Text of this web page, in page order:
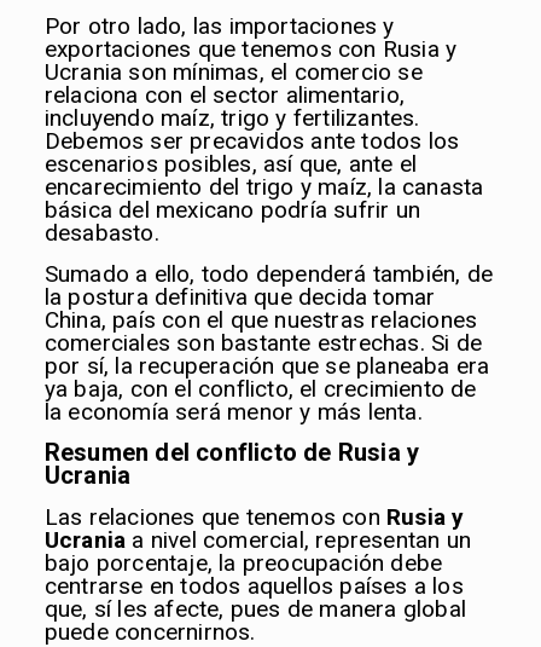
Por otro lado, las importaciones y
exportaciones que tenemos con Rusia y
Ucrania son mínimas, el comercio se
relaciona con el sector alimentario,
incluyendo maíz, trigo y fertilizantes.
Debemos ser precavidos ante todos los
escenarios posibles, así que, ante el
encarecimiento del trigo y maíz, la canasta
básica del mexicano podría sufrir un
desabasto.
Sumado a ello, todo dependerá también, de
la postura definitiva que decida tomar
China, país con el que nuestras relaciones
comerciales son bastante estrechas. Si de
por sí, la recuperación que se planeaba era
ya baja, con el conflicto, el crecimiento de
la economía será menor y más lenta.
Resumen del conflicto de Rusia y
Ucrania
Las relaciones que tenemos con Rusia y
Ucrania a nivel comercial, representan un
bajo porcentaje, la preocupación debe
centrarse en todos aquellos países a los
que, sí les afecte, pues de manera global
puede concernirnos.